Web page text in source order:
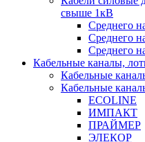
свыше 1кВ
Среднего
Среднего
Среднего
Кабельные каналы,
Кабельные
Кабельные
ECOLINE
ИМПАКТ
ПРАЙМЕР
ЭЛЕКОР